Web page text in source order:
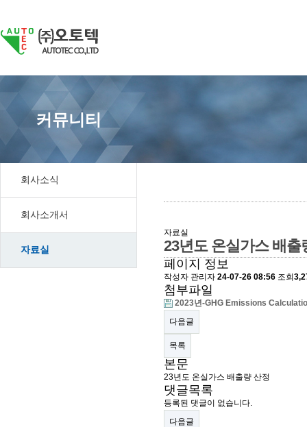
커뮤니티
회사소식
회사소개서
자료실
자료실
23년도 온실가스 배출
페이지 정보
작성자 관리자 24-07-26 08:56 조회
첨부파일
2023년-GHG Emissions
다음글
목록
본문
23년도 온실가스 배출량 산정
댓글목록
등록된 댓글이 없습니다.
다음글